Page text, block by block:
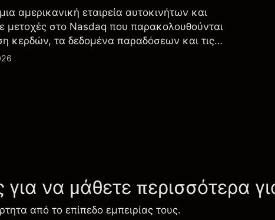
αμερικανική εταιρεία αυτοκινήτων και
μετοχές στο Nasdaq που παρακολουθούνται
κερδών, τα δεδομένα παραδόσεων και τις
και την παραγωγή.
για να μάθετε περισσότερα
από το επίπεδο εμπειρίας τους.